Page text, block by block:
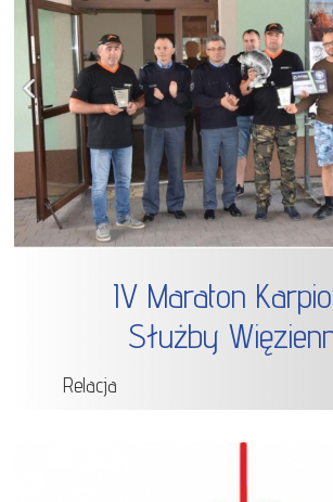
IV Maraton
Służby
Relacja